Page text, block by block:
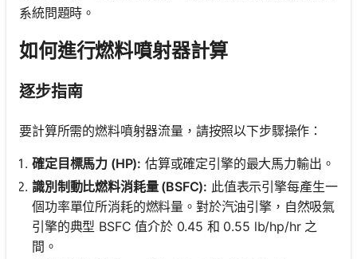
系統問題時。
如何進行燃料噴射器計算
逐步指南
要計算所需的燃料噴射器流量，請按照以下步驟操作：
確定目標馬力 (HP): 估算或確定引擎的最大馬力輸出。
識別制動比燃料消耗量 (BSFC): 此值表示引擎每產生一
個功率單位所消耗的燃料量。對於汽油引擎，自然吸氣
引擎的典型 BSFC 值介於 0.45 和 0.55 lb/hp/hr 之
間。